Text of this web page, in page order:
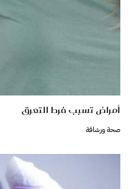
أمراض تسبب فرط التعرق
صحة ورشاقة